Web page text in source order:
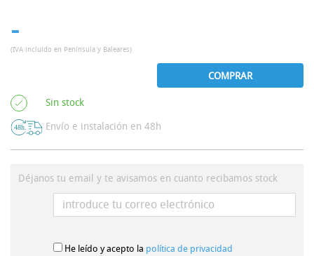
-
(IVA incluído en Península y Baleares)
COMPRAR
Sin stock
Envío e instalación en 48h
Déjanos tu email y te avisamos en cuanto recibamos stock
He leído y acepto la política de privacidad